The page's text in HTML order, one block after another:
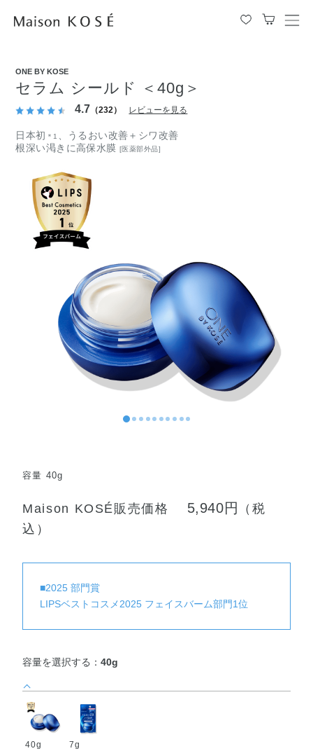
メ
ONE BY KOSE
セラム シールド ＜40g＞
4.7 （232） レビューを見る
日本初 ＊1
、うるおい改善＋シワ改善
根深い渇きに高保水膜[医薬部外品]
容量 40g
Maison KOSÉ販売価格 5,940円
（税
込）
■2025 部門賞
LIPSベストコスメ2025 フェイスバーム部門1位
容量を選択する：40g
40g 7g